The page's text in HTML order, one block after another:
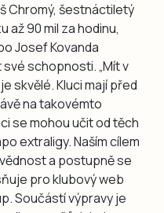
Chromý, šestnáctiletý
až 90 mil za hodinu,
Josef Kovanda
schopnosti. „Mít v
skvělé. Kluci mají před
na takovémto
se mohou učit od těch
extraligy. Naším cílem
a postupně se
pro klubový web
Součástí výpravy je